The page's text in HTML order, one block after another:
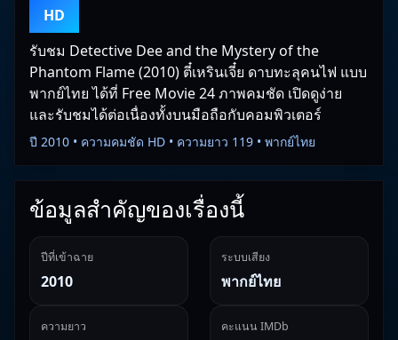
HD
รับชม Detective Dee and the Mystery of the
Phantom Flame (2010) ตี๋เหรินเจี๋ย ดาบทะลุคนไฟ แบบ
พากย์ไทย ได้ที่ Free Movie 24 ภาพคมชัด เปิดดูง่าย
และรับชมได้ต่อเนื่องทั้งบนมือถือกับคอมพิวเตอร์
ปี 2010 • ความคมชัด HD • ความยาว 119 • พากย์ไทย
ข้อมูลสำคัญของเรื่องนี้
ปีที่เข้าฉาย
2010
ระบบเสียง
พากย์ไทย
ความยาว คะแนน IMDb